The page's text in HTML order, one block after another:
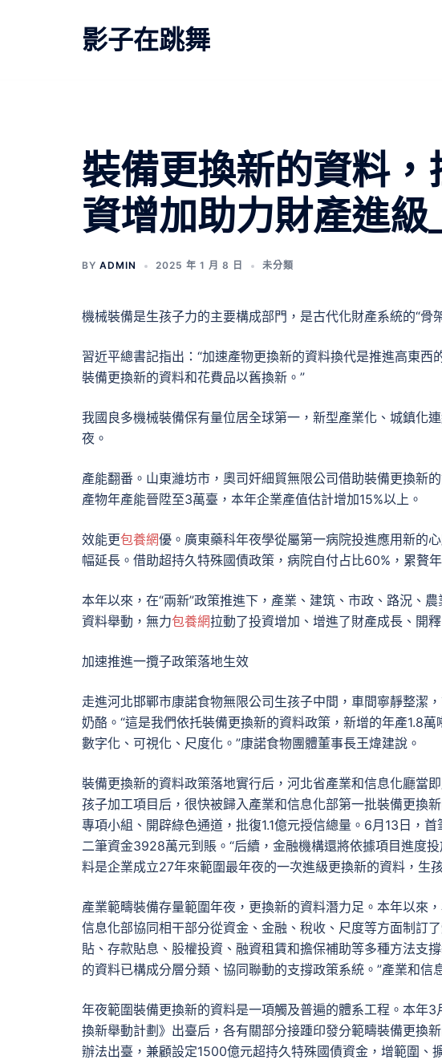
影子在跳舞
裝備更換新的資料
資增加助力財產進級
BY ADMIN 2025 年 1 月 8 日 未分類
機械裝備是生孩子力的主要構成部門，是古代化財產系統的“骨
習近平總書記指出：“加速產物更換新的資料換代是推進高東
裝備更換新的資料和花費品以舊換新。”
我國良多機械裝備保有量位居全球第一，新型產業化、城鎮化
夜。
產能翻番。山東濰坊市，奧司奸細貿無限公司借助裝備更換新
產物年產能晉陞至3萬臺，本年企業產值估計增加15%以上。
效能更包養網優。廣東藥科年夜學從屬第一病院投進應用新的
幅延長。借助超持久特殊國債政策，病院自付占比60%，累贅
本年以來，在“兩新”政策推進下，產業、建筑、市政、路況、
資料舉動，無力包養網拉動了投資增加、增進了財產成長、開
加速推進一攬子政策落地生效
走進河北邯鄲市康諾食物無限公司生孩子中間，車間寧靜整潔
奶酪。“這是我們依托裝備更換新的資料政策，新增的年產1.8
數字化、可視化、尺度化。”康諾食物團體董事長王煒建說。
裝備更換新的資料政策落地實行后，河北省產業和信息化廳當
孩子加工項目后，很快被歸入產業和信息化部第一批裝備更換
專項小組、開辟綠色通道，批復1.1億元授信總量。6月13日，
二筆資金3928萬元到賬。“后續，金融機構還將依據項目進度
料是企業成立27年來範圍最年夜的一次進級更換新的資料，生
產業範疇裝備存量範圍年夜，更換新的資料潛力足。本年以來
信息化部協同相干部分從資金、金融、稅收、尺度等方面制訂
貼、存款貼息、股權投資、融資租賃和擔保補助等多種方法支
的資料已構成分層分類、協同聯動的支撐政策系統。”產業和信
年夜範圍裝備更換新的資料是一項觸及普遍的體系工程。本年
換新舉動計劃》出臺后，各有關部分接踵印發分範疇裝備更換
辦法出臺，兼顧設定1500億元超持久特殊國債資金，增範圍、